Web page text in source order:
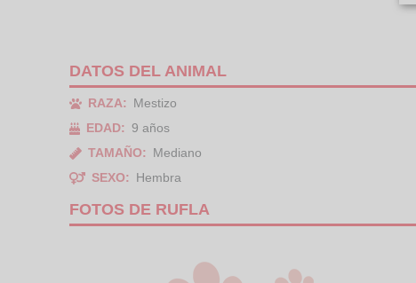
DATOS DEL ANIMAL
RAZA:
Mestizo
EDAD:
9 años
TAMAÑO:
Mediano
SEXO:
Hembra
FOTOS DE RUFLA